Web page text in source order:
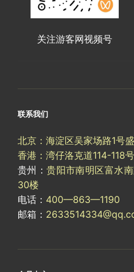
关注游客网视频号
联系我们
北京：海淀区吴家场路1号
香港：湾仔洛克道114-118
贵州：贵阳市南明区富水
30楼
电话： 400—863—1190
邮箱：